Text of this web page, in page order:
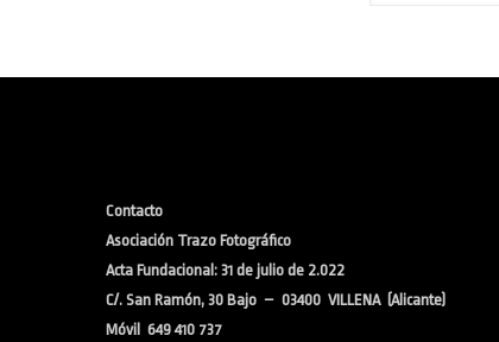
Contacto
Asociación Trazo Fotográfico
Acta Fundacional: 31 de julio de 2.022
C/. San Ramón, 30 Bajo – 03400 VILLENA (Alicante)
Móvil 649 410 737